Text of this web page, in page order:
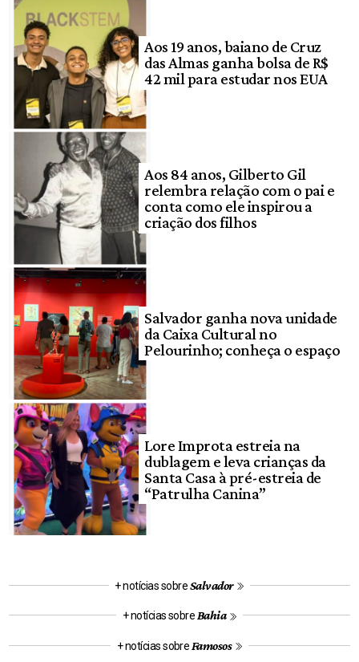
Aos 19 anos, baiano de Cruz
das Almas ganha bolsa de R$
42 mil para estudar nos EUA
Aos 84 anos, Gilberto Gil
relembra relação com o pai e
conta como ele inspirou a
criação dos filhos
Salvador ganha nova unidade
da Caixa Cultural no
Pelourinho; conheça o espaço
Lore Improta estreia na
dublagem e leva crianças da
Santa Casa à pré-estreia de
“Patrulha Canina”
+ notícias sobreSalvador
+ notícias sobreBahia
+ notícias sobre Famosos